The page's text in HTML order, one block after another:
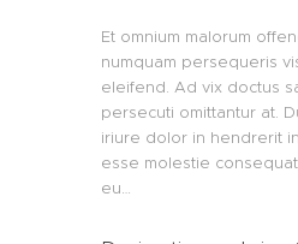
Et omnium malorum
numquam persequeris
eleifend. Ad vix doctus
persecuti omittantur at.
iriure dolor in hendrerit
esse molestie
eu…